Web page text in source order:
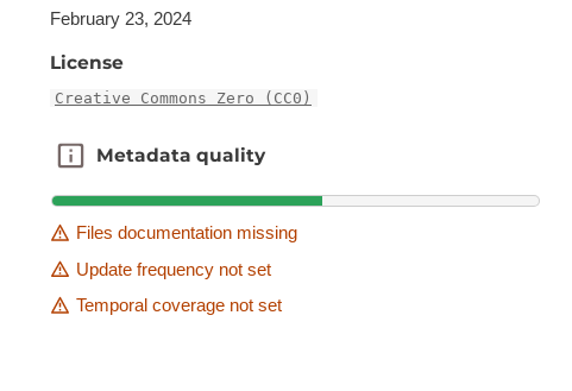
February 23, 2024
License
Creative Commons Zero (CC0)
Metadata quality
Metadata quality
Files documentation missing
Update frequency not set
Temporal coverage not set